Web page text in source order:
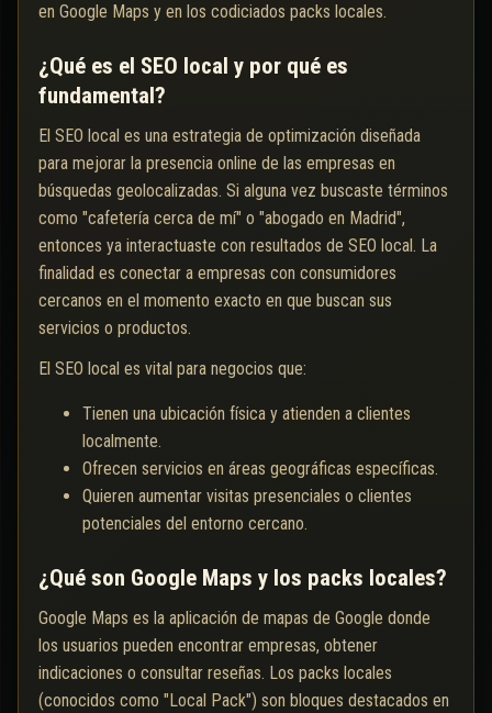
en Google Maps y en los codiciados packs locales.
¿Qué es el SEO local y por qué es
fundamental?
El SEO local es una estrategia de optimización diseñada
para mejorar la presencia online de las empresas en
búsquedas geolocalizadas. Si alguna vez buscaste términos
como "cafetería cerca de mí" o "abogado en Madrid",
entonces ya interactuaste con resultados de SEO local. La
finalidad es conectar a empresas con consumidores
cercanos en el momento exacto en que buscan sus
servicios o productos.
El SEO local es vital para negocios que:
Tienen una ubicación física y atienden a clientes
localmente.
Ofrecen servicios en áreas geográficas específicas.
Quieren aumentar visitas presenciales o clientes
potenciales del entorno cercano.
¿Qué son Google Maps y los packs locales?
Google Maps es la aplicación de mapas de Google donde
los usuarios pueden encontrar empresas, obtener
indicaciones o consultar reseñas. Los packs locales
(conocidos como "Local Pack") son bloques destacados en